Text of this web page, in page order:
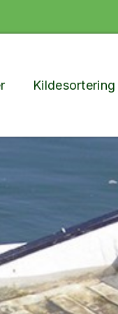
Kildesortering